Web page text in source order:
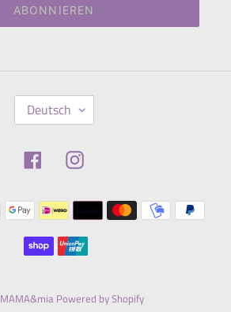
ABONNIEREN
S Deutsch
FacebookInstagram
Zahlungsmethoden
MAMA&mia Powered by Shopify